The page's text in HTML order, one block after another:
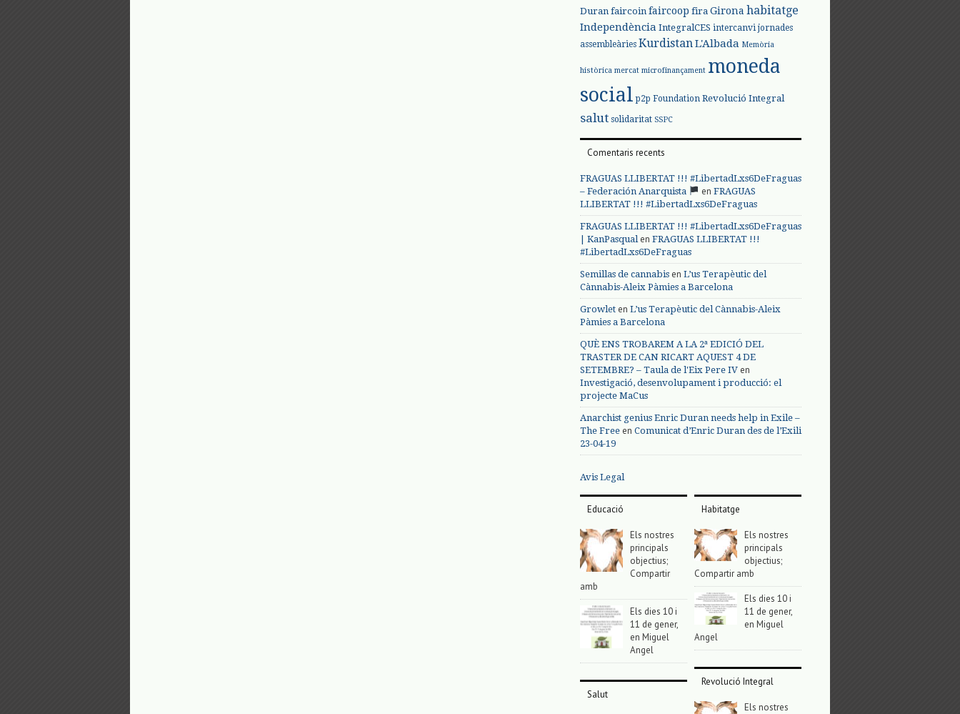
Duran faircoin faircoop fira Girona habitatge
Independència IntegralCES intercanvi jornades
assembleàries Kurdistan L'Albada Memòria
històrica mercat microfinançament moneda
social p2p Foundation Revolució Integral
salut solidaritat SSPC
Comentaris recents
FRAGUAS LLIBERTAT !!! #LibertadLxs6DeFraguas
– Federación Anarquista
en FRAGUAS
LLIBERTAT !!! #LibertadLxs6DeFraguas
FRAGUAS LLIBERTAT !!! #LibertadLxs6DeFraguas
| KanPasqualen FRAGUAS LLIBERTAT !!!
#LibertadLxs6DeFraguas
Semillas de cannabis en L’us Terapèutic del
Cànnabis-Aleix Pàmies a Barcelona
Growlet en L’us Terapèutic del Cànnabis-Aleix
Pàmies a Barcelona
QUÈ ENS TROBAREM A LA 2ª EDICIÓ DEL
TRASTER DE CAN RICART AQUEST 4 DE
SETEMBRE? – Taula de l'Eix Pere IV en
Investigació, desenvolupament i producció: el
projecte MaCus
Anarchist genius Enric Duran needs help in Exile –
The Free en Comunicat d’Enric Duran des de l’Exili
23-04-19
Avis Legal
Educació
Els nostres
principals
objectius;
Compartir
amb
Els dies 10 i
11 de gener,
en Miguel
Angel
Salut
Habitatge
Els nostres
principals
objectius;
Compartir amb
Els dies 10 i
11 de gener,
en Miguel
Angel
Revolució Integral
Els nostres